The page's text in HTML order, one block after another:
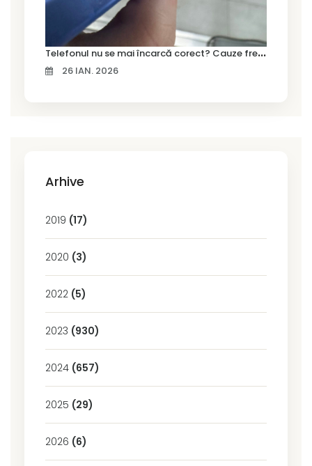
T
elefonul nu se mai încarcă corect? Cauze frecvente și soluții la service în Timișoara
26 IAN. 2026
Arhive
2019 (17)
2020 (3)
2022 (5)
2023 (930)
2024 (657)
2025 (29)
2026 (6)